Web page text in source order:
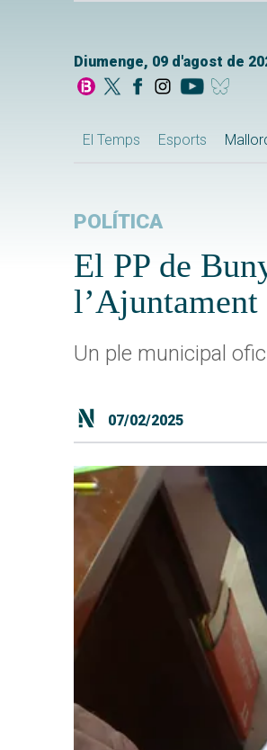
Diumenge, 09 d'agost de
El Temps Esports
POLÍTICA
El PP de
l’Ajuntament
Un ple municipal
07/02/2025